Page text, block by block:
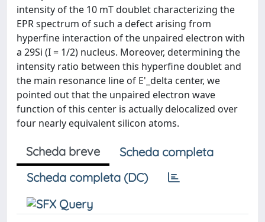
intensity of the 10 mT doublet characterizing the
EPR spectrum of such a defect arising from
hyperfine interaction of the unpaired electron with
a 29Si (I = 1/2) nucleus. Moreover, determining the
intensity ratio between this hyperfine doublet and
the main resonance line of E'_delta center, we
pointed out that the unpaired electron wave
function of this center is actually delocalized over
four nearly equivalent silicon atoms.
Scheda breve
Scheda completa
Scheda completa (DC)